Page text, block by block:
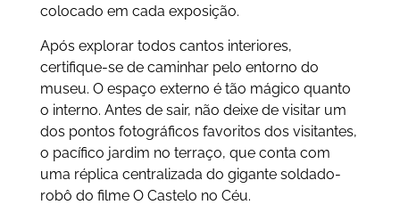
colocado em cada exposição.
Após explorar todos cantos interiores,
certifique-se de caminhar pelo entorno do
museu. O espaço externo é tão mágico quanto
o interno. Antes de sair, não deixe de visitar um
dos pontos fotográficos favoritos dos visitantes,
o pacífico jardim no terraço, que conta com
uma réplica centralizada do gigante soldado-
robô do filme O Castelo no Céu.